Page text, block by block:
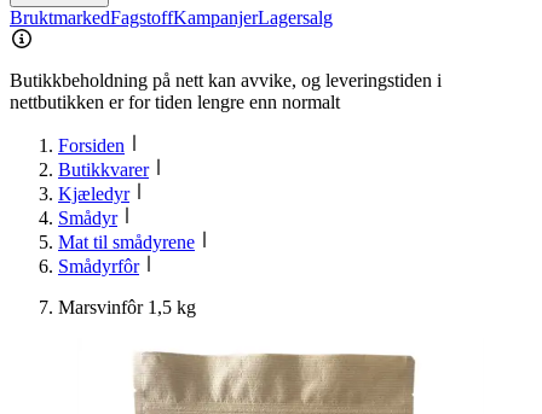
BruktmarkedFagstoffKampanjerLagersalg
Butikkbeholdning på nett kan avvike, og leveringstiden i
nettbutikken er for tiden lengre enn normalt
Forsiden
Butikkvarer
Kjæledyr
Smådyr
Mat til smådyrene
Smådyrfôr
Marsvinfôr 1,5 kg